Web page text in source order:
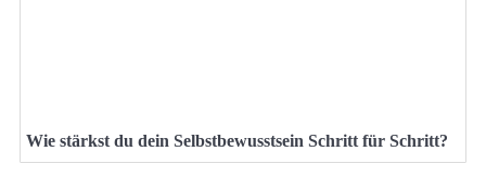
Wie stärkst du dein Selbstbewusstsein Schritt für Schritt?